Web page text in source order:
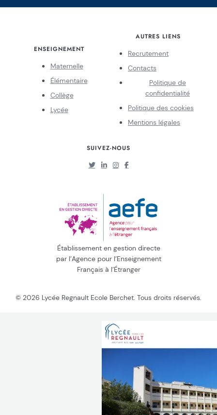
Établissement en gestion directe
par l’Agence pour l’Enseignement
Français à l’Étranger
ENSEIGNEMENT
Maternelle
Élémentaire
Collège
Lycée
AUTRES LIENS
Recrutement
Contacts
Politique de
confidentialité
Politique des cookies
Mentions légales
SUIVEZ-NOUS
© 2026 Lycée Regnault Ecole Berchet. Tous droits réservés.